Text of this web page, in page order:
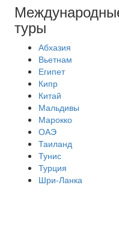
туры
Абхазия
Вьетнам
Египет
Кипр
Китай
Мальдивы
Марокко
ОАЭ
Таиланд
Тунис
Турция
Шри-Ланка